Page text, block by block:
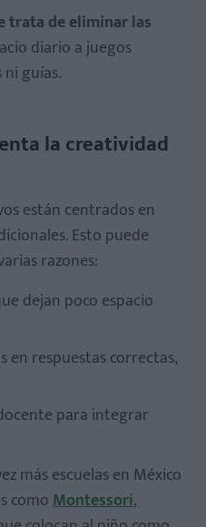
trata de eliminar las
diario a juegos
guías.
la creatividad
están centrados en
Esto puede
razones:
dejan poco espacio
en respuestas correctas,
para integrar
más escuelas en México
comoMontessori,